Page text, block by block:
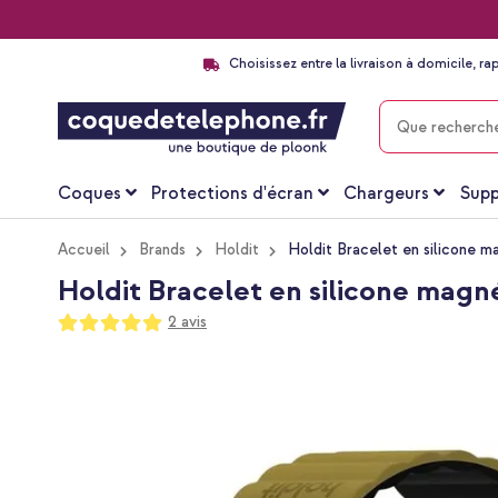
Choisissez entre la livraison à domicile,
CHERCHER
Coques Protections d'écran Chargeurs
Accueil Brands Holdit Holdit Bracelet en silicone
Holdit Bracelet en silicone
Notation:
100
100
2 avis